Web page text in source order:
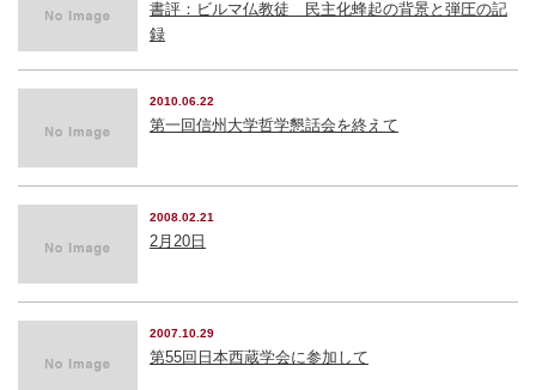
書評：ビルマ仏教徒 民主化蜂起の背景と弾圧の記
録
2010.06.22
第一回信州大学哲学懇話会を終えて
2008.02.21
2月20日
2007.10.29
第55回日本西蔵学会に参加して